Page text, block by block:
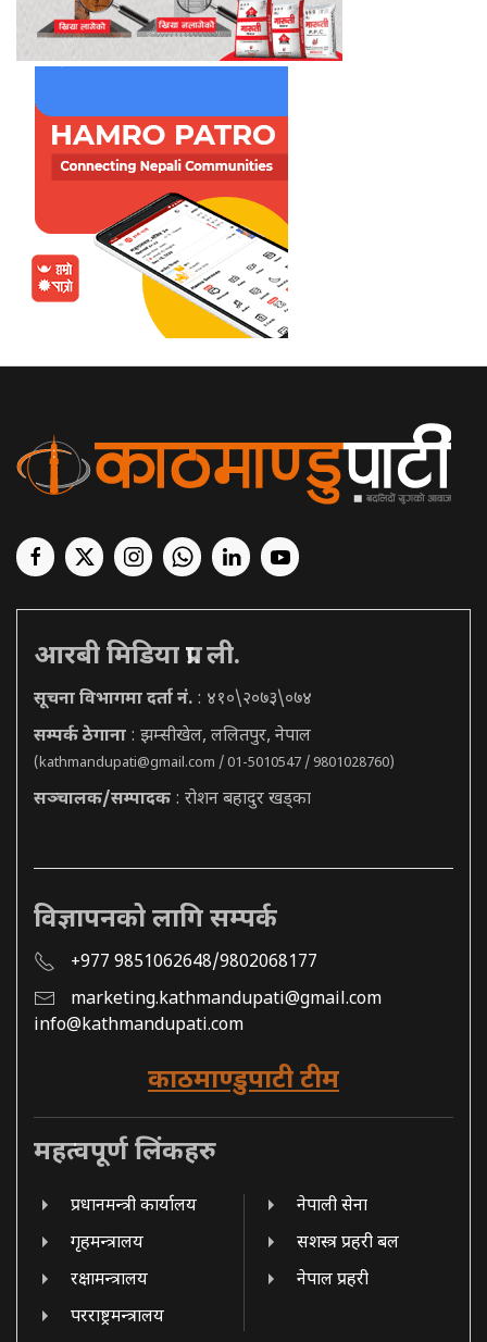
आरबी मिडिया प्रा. ली.
सूचना विभागमा दर्ता नं. : ४१०\२०७३\०७४
सम्पर्क ठेगाना : झम्सीखेल, ललितपुर, नेपाल
(kathmandupati@gmail.com / 01-5010547 / 9801028760)
सञ्चालक/सम्पादक : रोशन बहादुर खड्का
विज्ञापनको लागि सम्पर्क
+977 9851062648/9802068177
marketing.kathmandupati@gmail.com
info@kathmandupati.com
काठमाण्डुपाटी टीम
महत्वपूर्ण लिंकहरु
प्रधानमन्त्री कार्यालय
गृहमन्त्रालय
रक्षामन्त्रालय
परराष्ट्रमन्त्रालय
नेपाली सेना
सशस्त्र प्रहरी बल
नेपाल प्रहरी